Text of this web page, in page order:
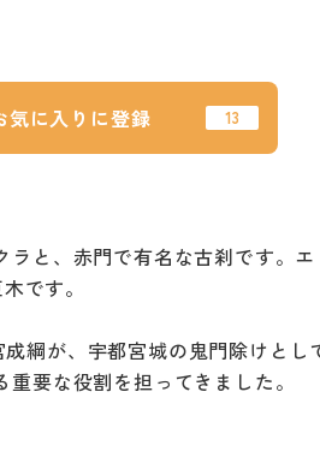
気に入りに登録
と、赤門で有名な古刹です。
です。
綱が、宇都宮城の鬼門除けとし
要な役割を担ってきました。